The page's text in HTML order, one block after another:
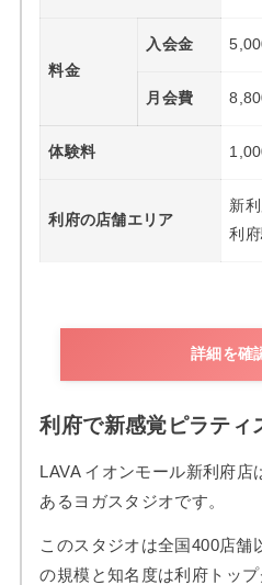
料金
入会金
月会費
体験料
利府の店舗エリア
新
利
詳細を確
利府で新感覚ピラティ
LAVA イオンモール新利府店
あるヨガスタジオです。
このスタジオは全国400店舗
の規模と知名度は利府トップ